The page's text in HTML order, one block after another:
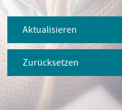
Aktualisieren
Zurücksetzen